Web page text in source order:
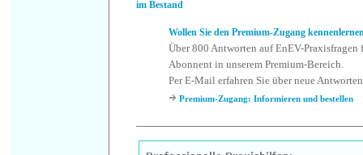
im Bestand
Wollen Sie den Premium-Zugang
Über 800 Antworten auf EnEV-Praxisfragen
Abonnent in unserem Premium-Bereich.
Per E-Mail erfahren Sie über neue
Premium-Zugang: Informieren und bestellen